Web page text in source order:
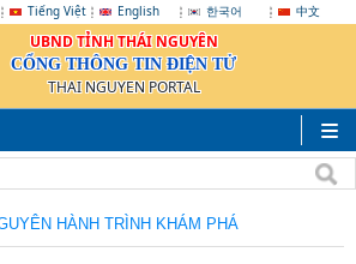
Tiếng Việt English 한국어 中文
UBND TỈNH THÁI NGUYÊN
CỔNG THÔNG TIN ĐIỆN TỬ
THAI NGUYEN PORTAL
HÀNH TRÌNH KHÁM PHÁ